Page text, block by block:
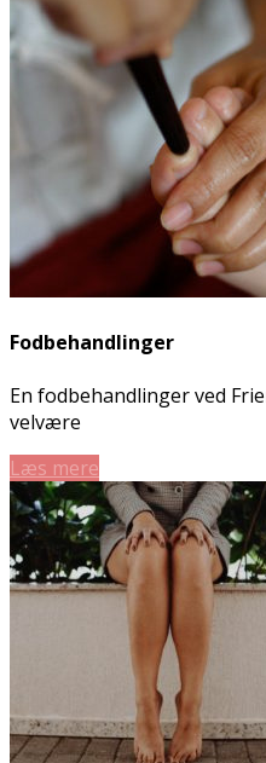
Fodbehandlinger
En fodbehandlinger ved
velvære
Læs mere